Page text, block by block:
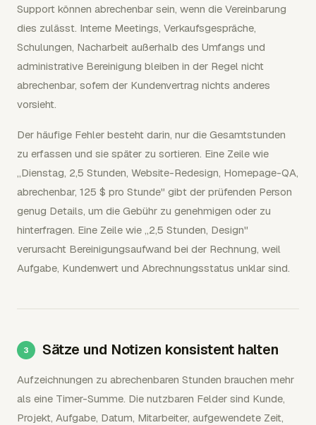
Support können abrechenbar sein, wenn die Vereinbarung
dies zulässt. Interne Meetings, Verkaufsgespräche,
Schulungen, Nacharbeit außerhalb des Umfangs und
administrative Bereinigung bleiben in der Regel nicht
abrechenbar, sofern der Kundenvertrag nichts anderes
vorsieht.
Der häufige Fehler besteht darin, nur die Gesamtstunden
zu erfassen und sie später zu sortieren. Eine Zeile wie
„Dienstag, 2,5 Stunden, Website-Redesign, Homepage-QA,
abrechenbar, 125 $ pro Stunde" gibt der prüfenden Person
genug Details, um die Gebühr zu genehmigen oder zu
hinterfragen. Eine Zeile wie „2,5 Stunden, Design"
verursacht Bereinigungsaufwand bei der Rechnung, weil
Aufgabe, Kundenwert und Abrechnungsstatus unklar sind.
Sätze und Notizen konsistent halten
Aufzeichnungen zu abrechenbaren Stunden brauchen mehr
als eine Timer-Summe. Die nutzbaren Felder sind Kunde,
Projekt, Aufgabe, Datum, Mitarbeiter, aufgewendete Zeit,